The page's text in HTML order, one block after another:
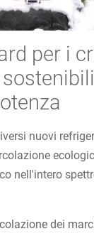
per i
nuovi
nell'intero
dei